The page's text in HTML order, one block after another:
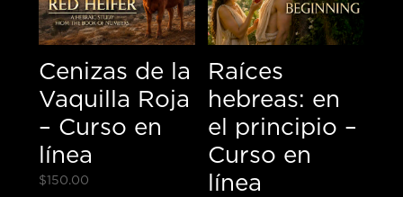
Cenizas de la
Vaquilla Roja
– Curso en
línea
$150.00
Raíces
hebreas: en
el principio –
Curso en
línea